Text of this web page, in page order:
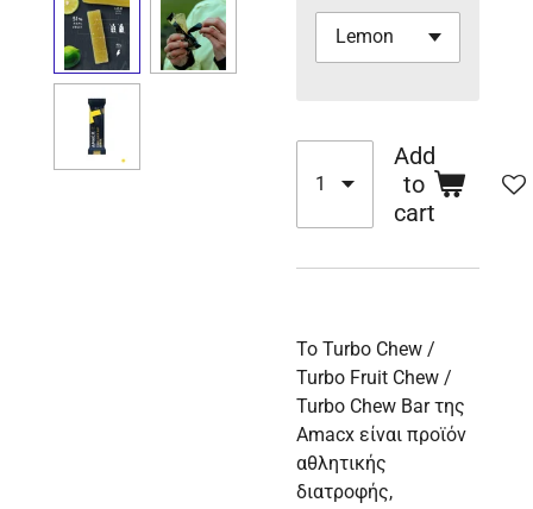
Add
to
cart
Το Turbo Chew /
Turbo Fruit Chew /
Turbo Chew Bar της
Amacx είναι προϊόν
αθλητικής
διατροφής,